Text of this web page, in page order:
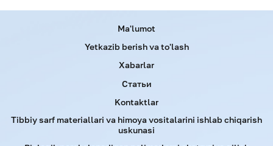
Tibbiy sarf materiallari va himoya vositalarini ishlab chiqarish
uskunasi
Ma'lumot
Yetkazib berish va to'lash
Xabarlar
Статьи
Kontaktlar